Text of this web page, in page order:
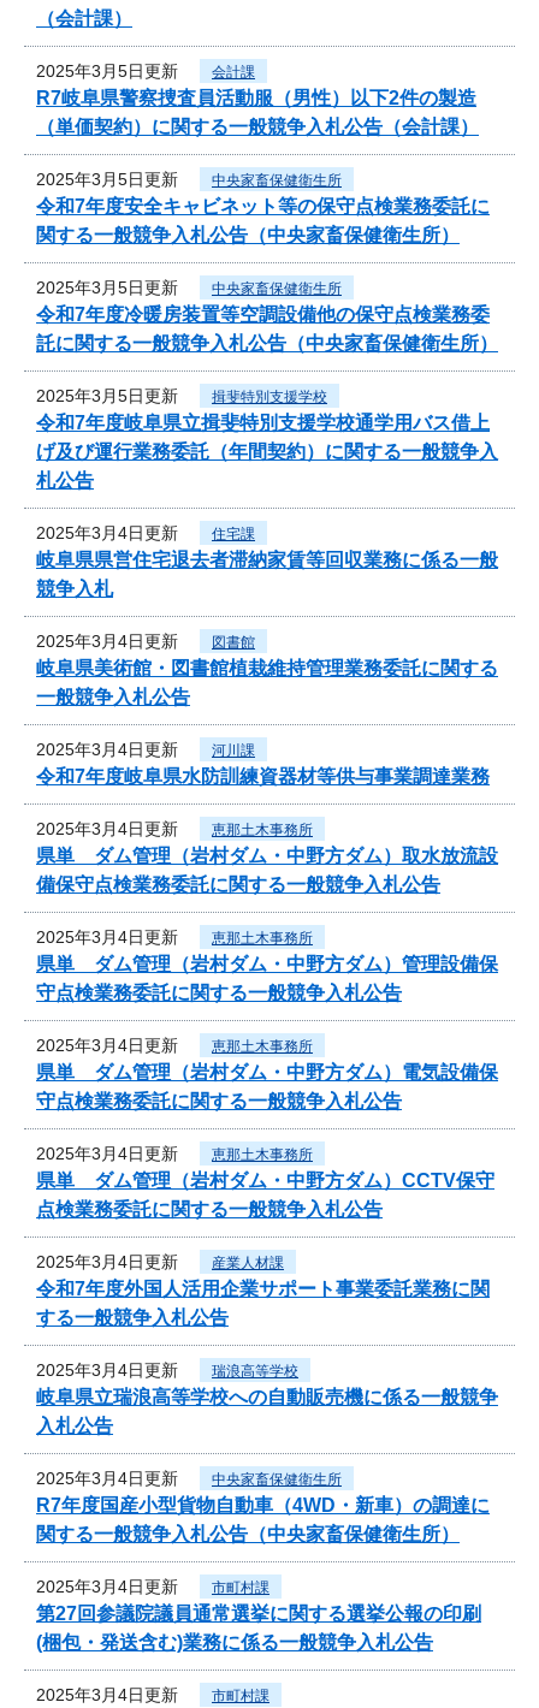
（会計課）
2025年3月5日更新 会計課
R7岐阜県警察捜査員活動服（男性）以下2件の製造
（単価契約）に関する一般競争入札公告（会計課）
2025年3月5日更新 中央家畜保健衛生所
令和7年度安全キャビネット等の保守点検業務委託に
関する一般競争入札公告（中央家畜保健衛生所）
2025年3月5日更新 中央家畜保健衛生所
令和7年度冷暖房装置等空調設備他の保守点検業務委
託に関する一般競争入札公告（中央家畜保健衛生所）
2025年3月5日更新 揖斐特別支援学校
令和7年度岐阜県立揖斐特別支援学校通学用バス借上
げ及び運行業務委託（年間契約）に関する一般競争入
札公告
2025年3月4日更新 住宅課
岐阜県県営住宅退去者滞納家賃等回収業務に係る一般
競争入札
2025年3月4日更新 図書館
岐阜県美術館・図書館植栽維持管理業務委託に関する
一般競争入札公告
2025年3月4日更新 河川課
令和7年度岐阜県水防訓練資器材等供与事業調達業務
2025年3月4日更新 恵那土木事務所
県単 ダム管理（岩村ダム・中野方ダム）取水放流設
備保守点検業務委託に関する一般競争入札公告
2025年3月4日更新 恵那土木事務所
県単 ダム管理（岩村ダム・中野方ダム）管理設備保
守点検業務委託に関する一般競争入札公告
2025年3月4日更新 恵那土木事務所
県単 ダム管理（岩村ダム・中野方ダム）電気設備保
守点検業務委託に関する一般競争入札公告
2025年3月4日更新 恵那土木事務所
県単 ダム管理（岩村ダム・中野方ダム）CCTV保守
点検業務委託に関する一般競争入札公告
2025年3月4日更新 産業人材課
令和7年度外国人活用企業サポート事業委託業務に関
する一般競争入札公告
2025年3月4日更新 瑞浪高等学校
岐阜県立瑞浪高等学校への自動販売機に係る一般競争
入札公告
2025年3月4日更新 中央家畜保健衛生所
R7年度国産小型貨物自動車（4WD・新車）の調達に
関する一般競争入札公告（中央家畜保健衛生所）
2025年3月4日更新 市町村課
第27回参議院議員通常選挙に関する選挙公報の印刷
(梱包・発送含む)業務に係る一般競争入札公告
2025年3月4日更新 市町村課